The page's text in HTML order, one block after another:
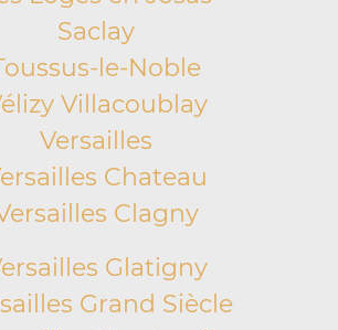
Saclay
le-Noble
Villacoublay
Versailles
Chateau
Clagny
Glatigny
Grand Siècle